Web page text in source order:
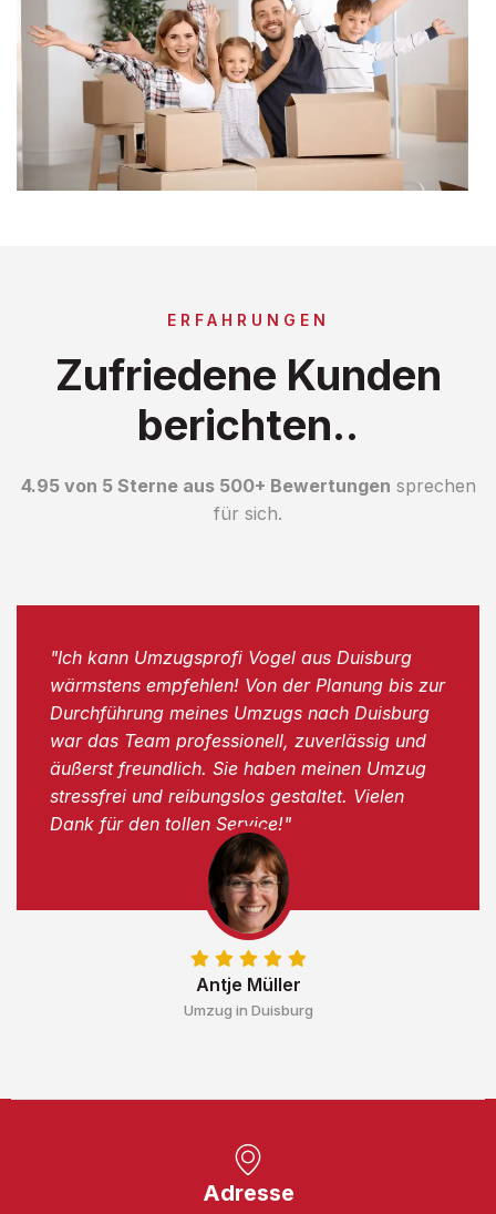
ERFAHRUNGEN
Zufriedene Kunden
berichten..
4.95 von 5 Sterne aus 500+ Bewertungen sprechen
für sich.
Antje Müller
Umzug in Duisburg
"Ich kann Umzugsprofi Vogel aus Duisburg
wärmstens empfehlen! Von der Planung bis zur
Durchführung meines Umzugs nach Duisburg
war das Team professionell, zuverlässig und
äußerst freundlich. Sie haben meinen Umzug
stressfrei und reibungslos gestaltet. Vielen
Dank für den tollen Service!"
Adresse